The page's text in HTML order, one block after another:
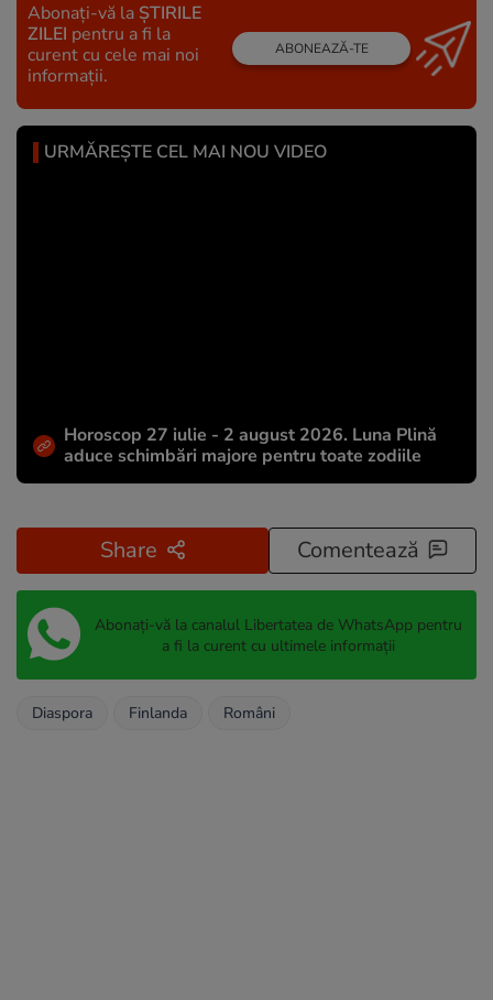
Abonați-vă la ȘTIRILE
ZILEI pentru a fi la
curent cu cele mai noi
informații.
ABONEAZĂ-TE
URMĂREȘTE CEL MAI NOU VIDEO
Horoscop 27 iulie - 2 august 2026. Luna Plină
aduce schimbări majore pentru toate zodiile
Share Comentează
Abonați-vă la canalul Libertatea de WhatsApp pentru
a fi la curent cu ultimele informații
Diaspora Finlanda Români